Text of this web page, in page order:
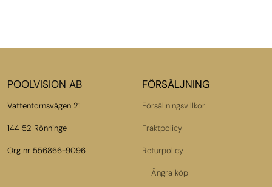
POOLVISION AB
Vattentornsvägen 21
144 52 Rönninge
Org nr 556866-9096
FÖRSÄLJNING
Försäljningsvillkor
Fraktpolicy
Returpolicy
Ångra köp